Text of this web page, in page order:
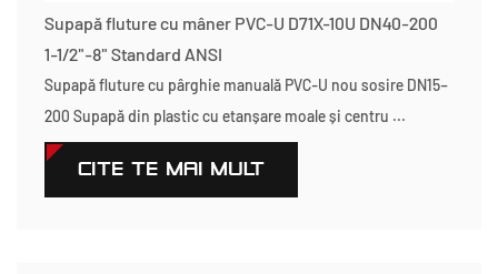
Supapă fluture cu mâner PVC-U D71X-10U DN40-200
1-1/2"-8" Standard ANSI
Supapă fluture cu pârghie manuală PVC-U nou sosire DN15–
200 Supapă din plastic cu etanșare moale și centru ...
CITEŞTE MAI MULT